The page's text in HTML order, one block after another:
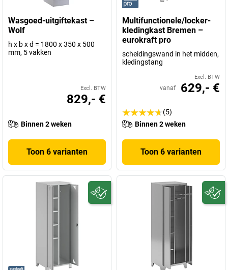
Wasgoed-uitgiftekast –
Wolf
h x b x d = 1800 x 350 x 500
mm, 5 vakken
Excl. BTW
829,- €
Binnen 2 weken
Toon 6 varianten
Multifunctionele/locker-
kledingkast Bremen –
eurokraft pro
scheidingswand in het midden,
kledingstang
Excl. BTW
vanaf 629,- €
(5)
Binnen 2 weken
Toon 6 varianten